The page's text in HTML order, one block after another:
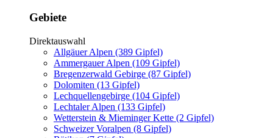
Gebiete
Direktauswahl
Allgäuer Alpen (389 Gipfel)
Ammergauer Alpen (109 Gipfel)
Bregenzerwald Gebirge (87 Gipfel)
Dolomiten (13 Gipfel)
Lechquellengebirge (104 Gipfel)
Lechtaler Alpen (133 Gipfel)
Wetterstein & Mieminger Kette (2 Gipfel)
Schweizer Voralpen (8 Gipfel)